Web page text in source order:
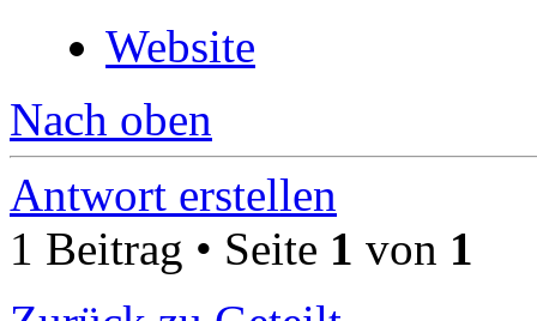
Website
Nach oben
Antwort erstellen
1 Beitrag • Seite 1 von 1